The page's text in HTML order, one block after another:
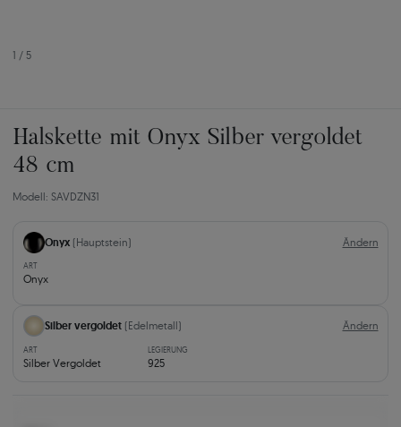
1 / 5
Halskette mit Onyx Silber vergoldet
48 cm
Modell: SAVDZN31
Onyx (Hauptstein) Ändern
ART
Onyx
Silber vergoldet (Edelmetall) Ändern
ART
Silber Vergoldet
LEGIERUNG
925